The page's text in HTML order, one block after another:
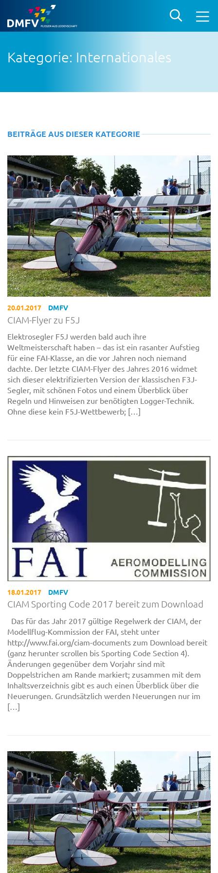
Kategorie: Internationales
BEITRÄGE AUS DIESER KATEGORIE
20.01.2017 DMFV
CIAM-Flyer zu F5J
Elektrosegler F5J werden bald auch ihre
Weltmeisterschaft haben – das ist ein rasanter Aufstieg
für eine FAI-Klasse, an die vor Jahren noch niemand
dachte. Der letzte CIAM-Flyer des Jahres 2016 widmet
sich dieser elektrifizierten Version der klassischen F3J-
Segler, mit schönen Fotos und einem Überblick über
Regeln und Hinweisen zur benötigten Logger-Technik.
Ohne diese kein F5J-Wettbewerb; […]
18.01.2017 DMFV
CIAM Sporting Code 2017 bereit zum Download
Das für das Jahr 2017 gültige Regelwerk der CIAM, der
Modellflug-Kommission der FAI, steht unter
http://www.fai.org/ciam-documents zum Download bereit
(ganz herunter scrollen bis Sporting Code Section 4).
Änderungen gegenüber dem Vorjahr sind mit
Doppelstrichen am Rande markiert; zusammen mit dem
Inhaltsverzeichnis gibt es auch einen Überblick über die
Neuerungen. Grundsätzlich werden Neuerungen nur im
[…]